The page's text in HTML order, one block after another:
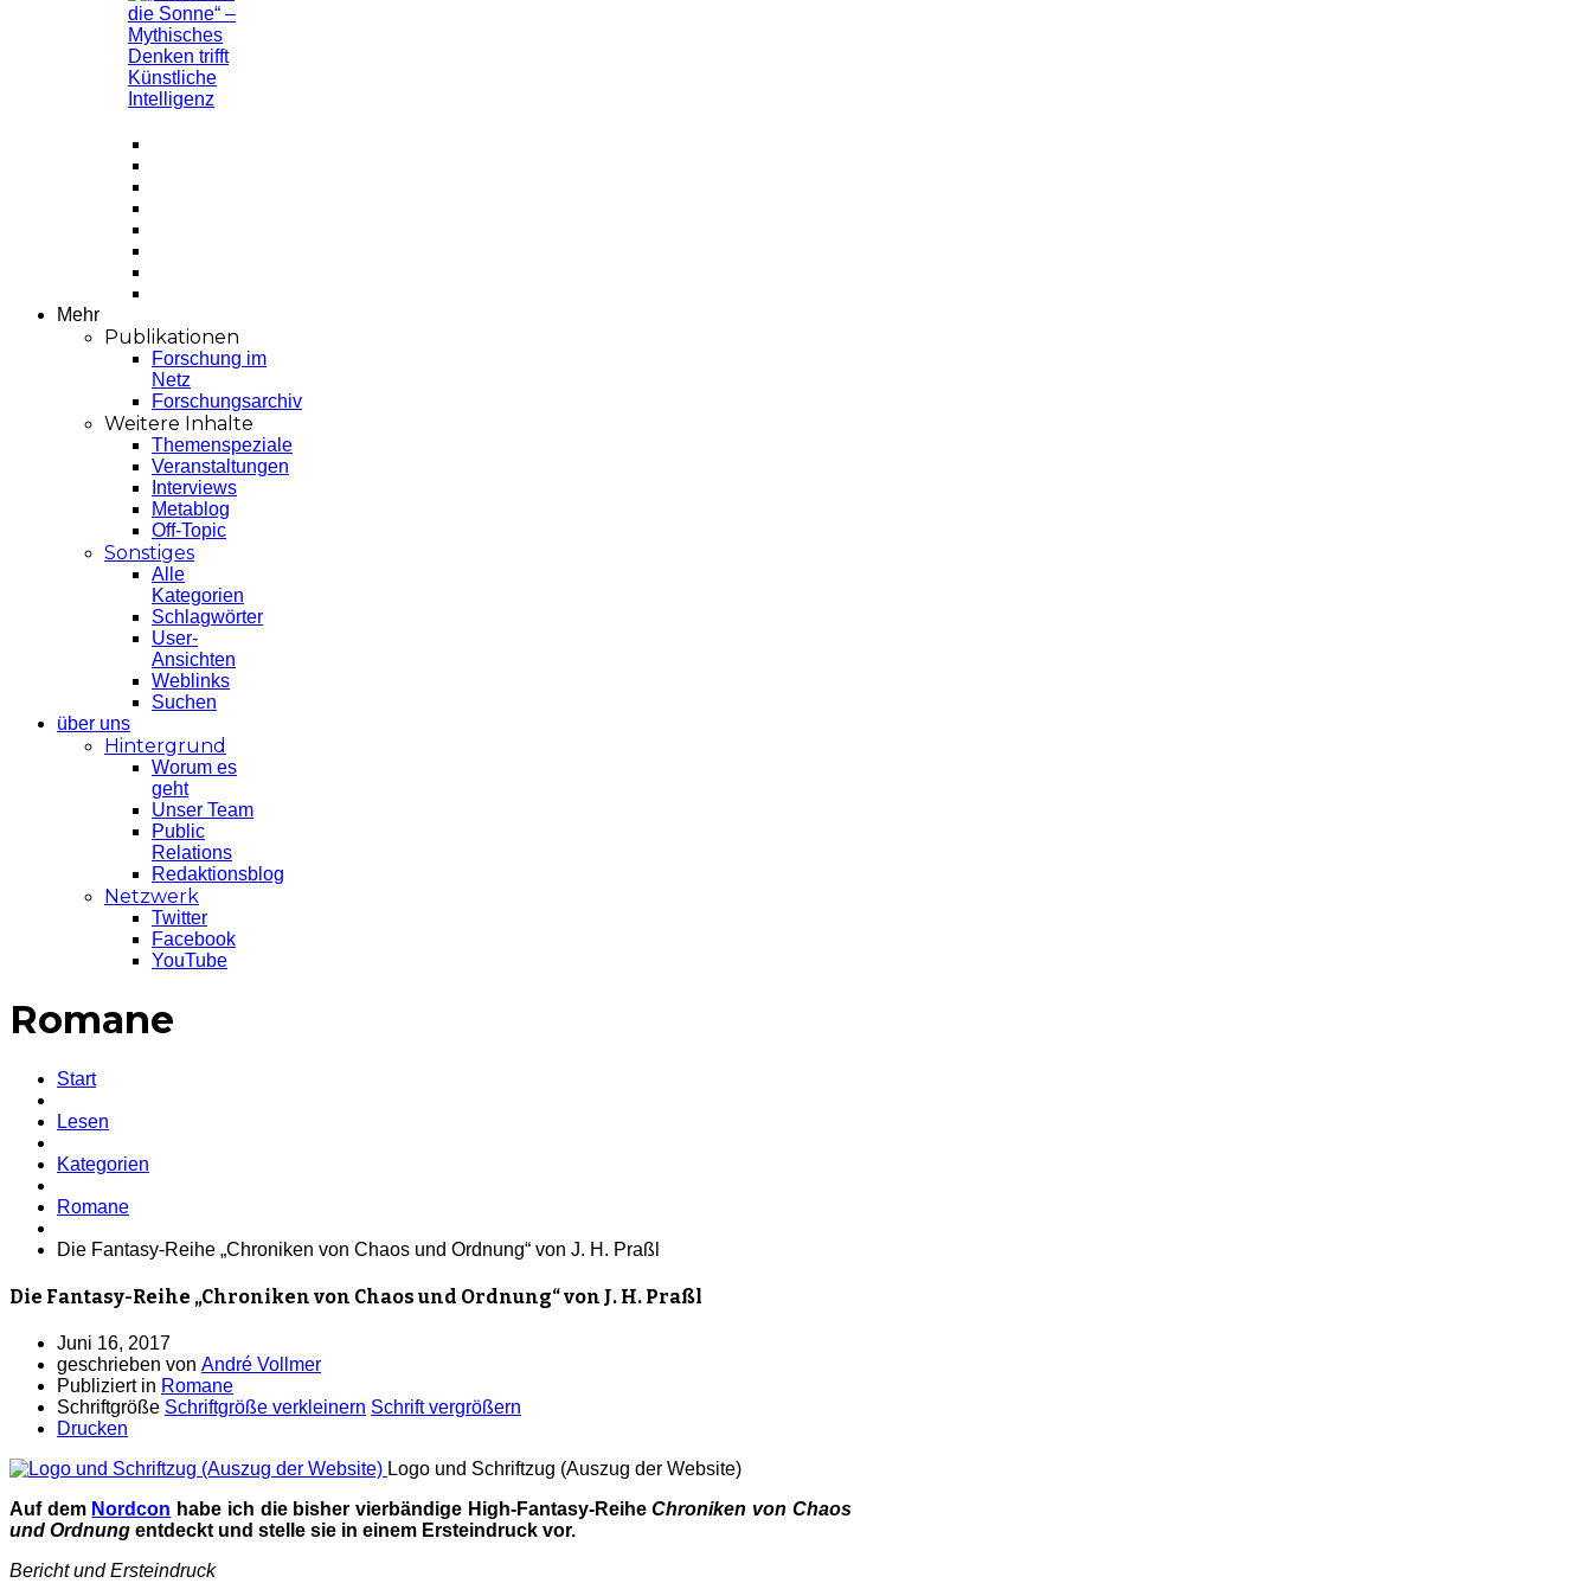
Mehr
Publikationen
Forschung im
Netz
Forschungsarchiv
Weitere Inhalte
Themenspeziale
Veranstaltungen
Interviews
Metablog
Off-Topic
Sonstiges
Alle
Kategorien
Schlagwörter
User-
Ansichten
Weblinks
Suchen
über uns
Hintergrund
Worum es
geht
Unser Team
Public
Relations
Redaktionsblog
Netzwerk
Twitter
Facebook
YouTube
Romane
Start
Lesen
Kategorien
Romane
Die Fantasy-Reihe „Chroniken von Chaos und Ordnung“ von J. H. Praßl
Die Fantasy-Reihe „Chroniken von Chaos und Ordnung“ von J. H. Praßl
Juni 16, 2017
geschrieben von André Vollmer
Publiziert in Romane
Schriftgröße Schriftgröße verkleinern Schrift vergrößern
Drucken
Logo und Schriftzug (Auszug der Website)
Auf dem Nordcon habe ich die bisher vierbändige High-Fantasy-ReiheChroniken von Chaos
und Ordnung entdeckt und stelle sie in einem Ersteindruck vor.
Bericht und Ersteindruck